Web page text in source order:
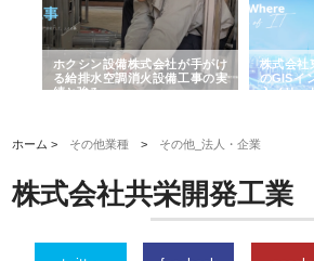
ホクシン設備株式会社が手がけ
る給排水空調消火設備工事の実
績と強み
株式会社
のGISイ
入メリッ
ホーム > その他業種 > その他_法人・企業
株式会社共栄開発工業